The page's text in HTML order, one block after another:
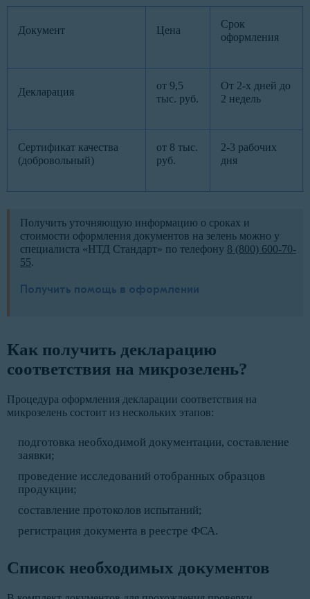
Документ Цена
Срок
оформления
Декларация
от 9,5
тыс. руб.
От 2-х дней до
2 недель
Сертификат качества
(добровольный)
от 8 тыс.
руб.
2-3 рабочих
дня
Получить уточняющую информацию о сроках и
стоимости оформления документов на зелень можно у
специалиста «НТД Стандарт» по телефону 8 (800) 600-70-
55.
Получить помощь в оформлении
Как получить декларацию
соответствия на микрозелень?
Процедура оформления декларации соответствия на
микрозелень состоит из нескольких этапов:
подготовка необходимой документации, составление
заявки;
проведение исследований отобранных образцов
продукции;
составление протоколов испытаний;
регистрация документа в реестре ФСА.
Список необходимых документов